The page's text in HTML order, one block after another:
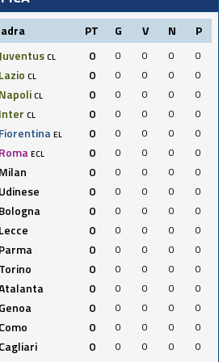
PT G V N P
Juventus CL 0 0 0 0
0
Lazio CL 0 0 0 0
0
Napoli CL 0 0 0 0
0
Inter CL 0 0 0 0
0
Fiorentina EL 0 0 0 0
0
Roma ECL 0 0 0 0
0
Milan 0 0 0 0
0
Udinese 0 0 0 0
0
Bologna 0 0 0 0
0
Lecce 0 0 0 0
0
Parma 0 0 0 0
0
Torino 0 0 0 0
0
0 0 0 0
0
Genoa 0 0 0 0
0
Como 0 0 0 0
0
Cagliari 0 0 0 0
0